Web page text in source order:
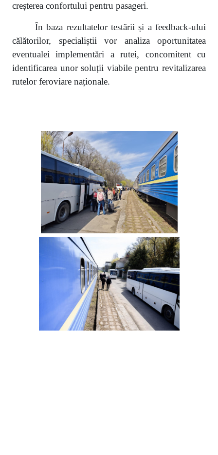
creșterea confortului pentru pasageri.
În baza rezultatelor testării și a feedback-ului
călătorilor, specialiștii vor analiza oportunitatea
eventualei implementări a rutei, concomitent cu
identificarea unor soluții viabile pentru revitalizarea
rutelor feroviare naționale.